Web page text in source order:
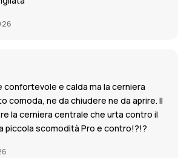
confortevole e calda ma la cerniera
comoda, ne da chiudere ne da aprire. Il
la cerniera centrale che urta contro il
piccola scomodità Pro e contro!?!?